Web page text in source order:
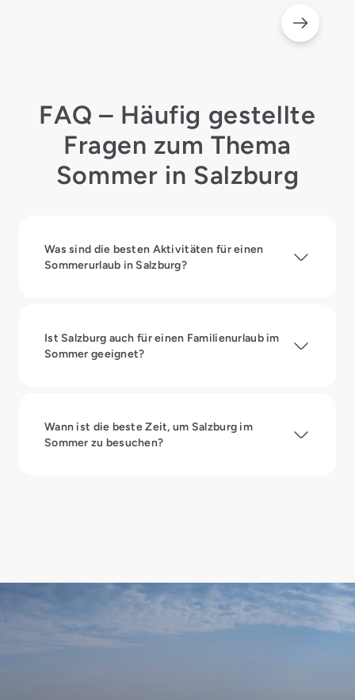
FAQ – Häufig gestellte
Fragen zum Thema
Sommer in Salzburg
Was sind die besten Aktivitäten für einen
Sommerurlaub in Salzburg?
Ist Salzburg auch für einen Familienurlaub im
Sommer geeignet?
Wann ist die beste Zeit, um Salzburg im
Sommer zu besuchen?